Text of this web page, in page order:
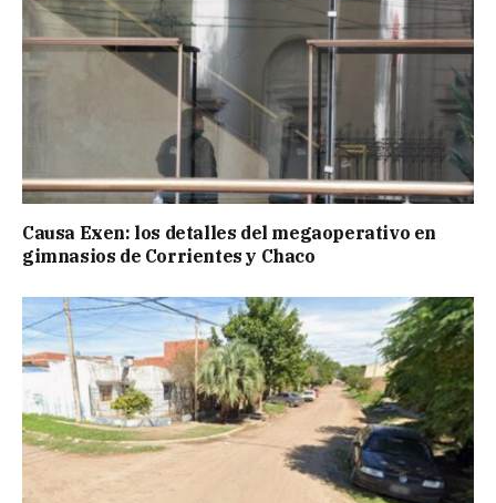
Causa Exen: los detalles del megaoperativo en
gimnasios de Corrientes y Chaco